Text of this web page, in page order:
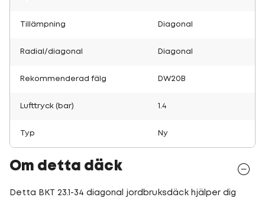
Tillämpning Diagonal
Radial/diagonal Diagonal
Rekommenderad fälg DW20B
Lufttryck (bar) 1.4
Typ Ny
Om detta däck
Detta BKT 23.1-34 diagonal jordbruksdäck hjälper dig